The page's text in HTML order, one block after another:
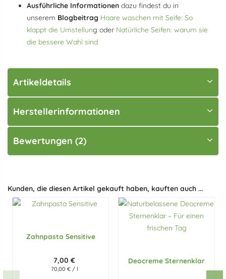
Ausführliche Informationen dazu findest du in
unserem Blogbeitrag Haare waschen mit Seife: So
klappt die Umstellung oder Natürliche Seifen: warum sie
die bessere Wahl sind
Artikeldetails
Herstellerinformationen
Bewertungen (2)
Kunden, die diesen Artikel gekauft haben, kauften auch ...
Zahnpasta Sensitive
7,00 €
70,00 € / l
Deocreme Sternenklar